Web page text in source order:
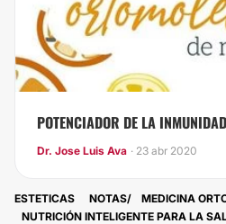
POTENCIADOR DE LA
Dr. Jose Luis Ava · 23 abr 2020
ESTETICAS NOTAS
MEDICINA
NUTRICIÓN INTELIGENTE PARA LA